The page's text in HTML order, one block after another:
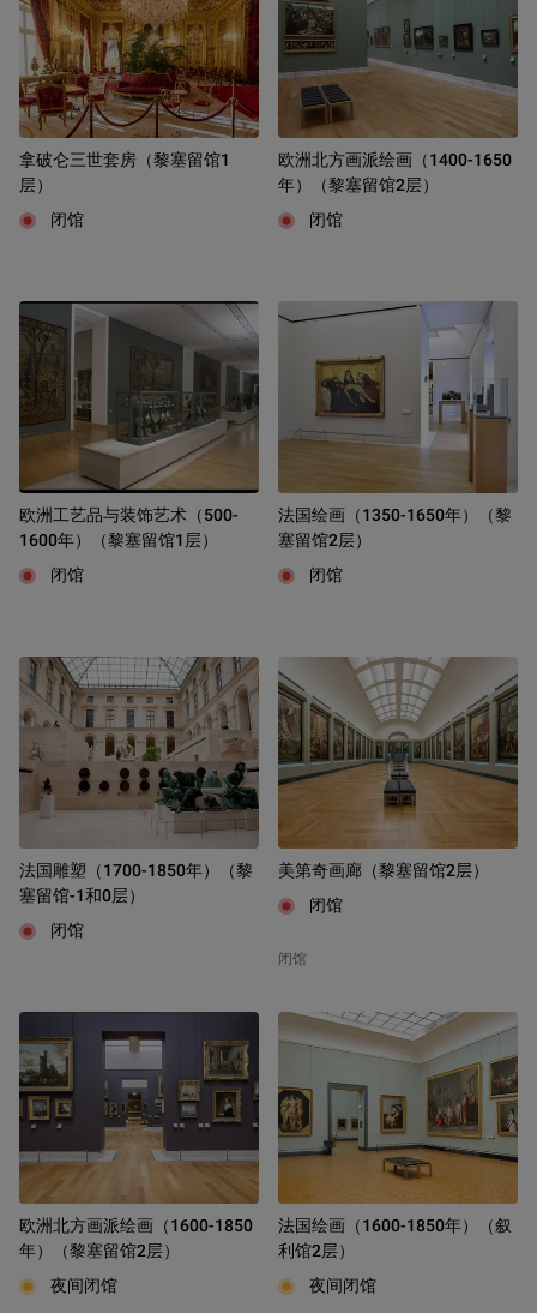
拿破仑三世套房（黎塞留馆1
层）
闭馆
欧洲北方画派绘画（1400-1650
年）（黎塞留馆2层）
闭馆
欧洲工艺品与装饰艺术（500-
1600年）（黎塞留馆1层）
闭馆
法国绘画（1350-1650年）（黎
塞留馆2层）
闭馆
法国雕塑（1700-1850年）（黎
塞留馆-1和0层）
闭馆
美第奇画廊（黎塞留馆2层）
闭馆
闭馆
欧洲北方画派绘画（1600-1850
年）（黎塞留馆2层）
夜间闭馆
法国绘画（1600-1850年）（叙
利馆2层）
夜间闭馆